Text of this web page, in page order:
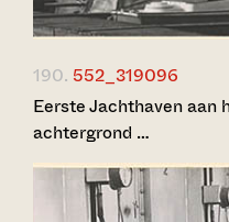
190. 552_319096
Eerste Jachthaven aan
achtergrond …